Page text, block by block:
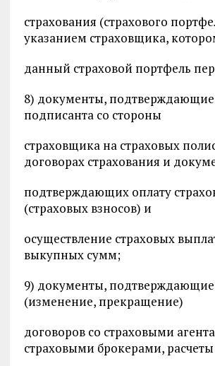
страхования (страхового
указанием страховщика,
данный страховой портфель
8) документы,
подписанта со стороны
страховщика на страховых
договорах страхования и
подтверждающих оплату
(страховых взносов) и
осуществление страховых
выкупных сумм;
9) документы,
(изменение, прекращение)
договоров со страховыми
страховыми брокерами, расчеты